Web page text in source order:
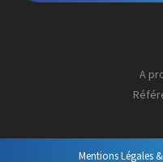
A
Mentions Légales